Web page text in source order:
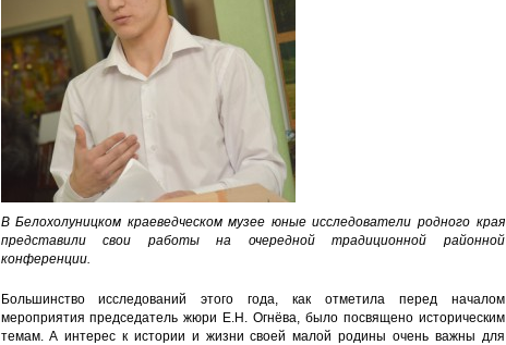
В Белохолуницком краеведческом музее юные исследователи родного края
представили свои работы на очередной традиционной районной
конференции.
Большинство исследований этого года, как отметила перед началом
мероприятия председатель жюри Е.Н. Огнёва, было посвящено историческим
темам. А интерес к истории и жизни своей малой родины очень важны для